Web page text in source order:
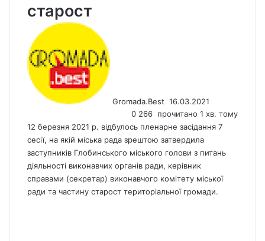
старост
Gromada.Best e
m
a
i
l
16.03.2021
0 266 прочитано 1 хв. тому
12 березня 2021 р. відбулось пленарне засідання 7
сесії, на якій міська рада зрештою затвердила
заступників Глобинського міського голови з питань
діяльності виконавчих органів ради, керівник
справами (секретар) виконавчого комітету міської
ради та частину старост територіальної громади.